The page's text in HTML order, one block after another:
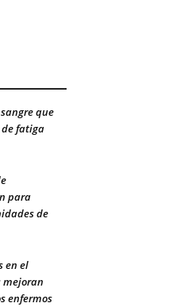
que
fatiga
para
de
en el
mejoran
enfermos